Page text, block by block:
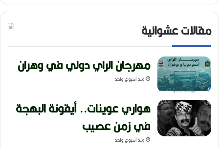
مقالات عشوائية
مهرجان الراي دولي في وهران
منذ أسبوع واحد
هواري عوينات.. أيقونة البهجة
في زمن عصيب
منذ أسبوع واحد